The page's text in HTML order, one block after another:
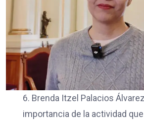
6. Brenda Itzel Palacios
importancia de la actividad